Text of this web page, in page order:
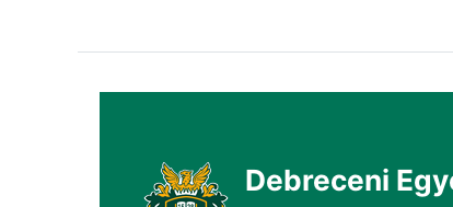
Debreceni